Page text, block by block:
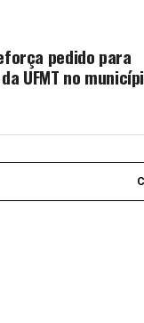
pedido para
UFMT no